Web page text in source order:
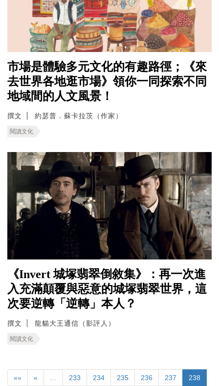
市場是體驗多元文化的有趣路徑；《來
去世界各地逛市場》領你一同探索不同
地域間的人文風景！
撰文 約瑟普．蘇卡拉茨（作家）
閱讀文化
《Invert 城塚翡翠倒敘集》：再一次進
入充滿顛覆與惡意的城塚翡翠世界，這
次要逆轉「逆轉」本人？
撰文 龍貓大王通信（影評人）
閱讀文化
«« « 233 234 235 236 237 238